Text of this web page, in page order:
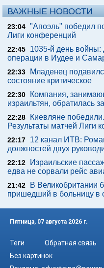
ВАЖНЫЕ НОВОСТИ
23:04 "Апоэль" победил
Лиги конференций
22:45
1035-й день войны:
операции в Иудее и
22:33
Младенец
состояние критическое
22:30
Компания,
израильтян, обратилась
22:28
Киевляне
Результаты матчей Лиги
22:17
12 канал ИТВ:
должностей двух
22:12
Израильские
едва не сорвали рейс
21:42
В Великобритании
пришедший в больницу в
Пятница, 07 августа 2026 г.
Теги Обратная связь
Без картинок